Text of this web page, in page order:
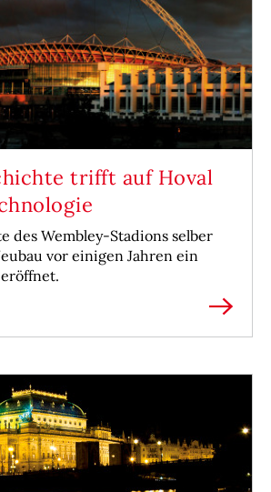
trifft auf Hoval
des Wembley-Stadions selber
vor einigen Jahren ein